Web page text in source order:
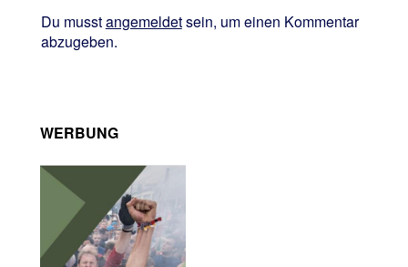
Du musstangemeldetsein, um einen Kommentar
abzugeben.
WERBUNG